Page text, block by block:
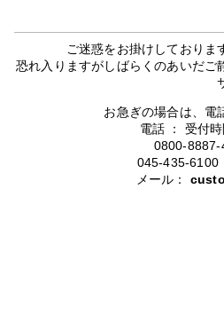
ご迷惑をお掛けしておりま
恐れ入りますがしばらくのあいだご
お急ぎの場合は、電
電話 ： 受付
0800-8887-
045-435-6100
メール：